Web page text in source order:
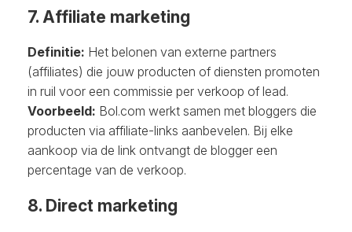
7. Affiliate marketing
Definitie: Het belonen van externe partners
(affiliates) die jouw producten of diensten promoten
in ruil voor een commissie per verkoop of lead.
Voorbeeld: Bol.com werkt samen met bloggers die
producten via affiliate-links aanbevelen. Bij elke
aankoop via de link ontvangt de blogger een
percentage van de verkoop.
8. Direct marketing